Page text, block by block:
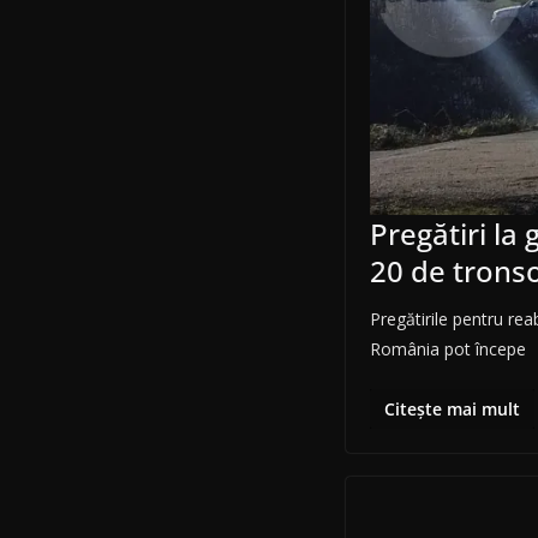
Pregătiri la
20 de
Pregătirile pentru
România pot începe
Citește mai mult